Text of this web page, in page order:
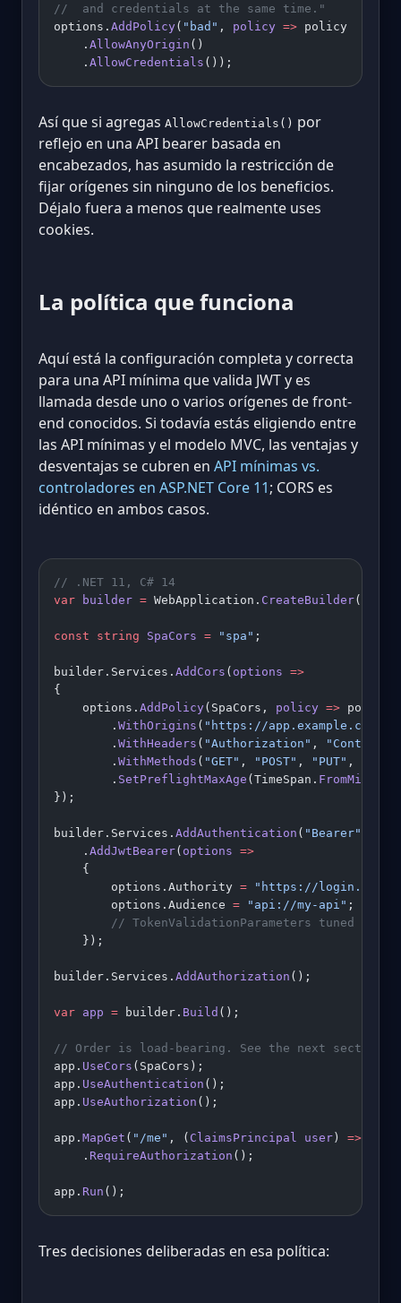
//  and credentials at the same time."
options. AddPolicy( "bad" , policy => policy
    .
AllowAnyOrigin ()
    .
AllowCredentials ());
Así que si agregas AllowCredentials() por
reflejo en una API bearer basada en
encabezados, has asumido la restricción de
fijar orígenes sin ninguno de los beneficios.
Déjalo fuera a menos que realmente uses
cookies.
La política que funciona
Aquí está la configuración completa y correcta
para una API mínima que valida JWT y es
llamada desde uno o varios orígenes de front-
end conocidos. Si todavía estás eligiendo entre
las API mínimas y el modelo MVC, las ventajas y
desventajas se cubren en API mínimas vs.
controladores en ASP.NET Core 11; CORS es
idéntico en ambos casos.
// .NET 11, C# 14
var builder = WebApplication. CreateBuilder
const string SpaCors = "spa" ;
builder.Services. AddCors ( options =>
{
    options.
AddPolicy(SpaCors, policy => policy
        .
WithOrigins ( "https://app.example.com"
        .
WithHeaders ( "Authorization" ,
"Content-
        .
WithMethods ( "GET" , "POST" , "PUT" ,
        .
SetPreflightMaxAge (TimeSpan. FromMinutes
});
builder.Services. AddAuthentication ( "Bearer"
    .
AddJwtBearer( options =>
    {
        options.Authority
= "https://
        options.Audience
= "api://my-api" ;
// TokenValidationParameters tuned for
    });
builder.Services. AddAuthorization ();
var app = builder. Build ();
// Order is load-bearing. See the next section.
app. UseCors (SpaCors);
app. UseAuthentication ();
app. UseAuthorization ();
app. MapGet ( "/me" , ( ClaimsPrincipal user ) =>
    .
RequireAuthorization ();
app. Run ();
Tres decisiones deliberadas en esa política: